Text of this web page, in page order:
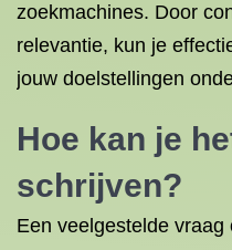
zoekmachines. Door
relevantie, kun je
jouw doelstellingen
Hoe kan je
schrijven?
Een veelgestelde